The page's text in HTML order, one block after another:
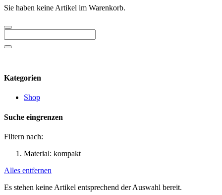
Sie haben keine Artikel im Warenkorb.
Kategorien
Shop
Suche eingrenzen
Filtern nach:
Material: kompakt
Alles entfernen
Es stehen keine Artikel entsprechend der Auswahl bereit.